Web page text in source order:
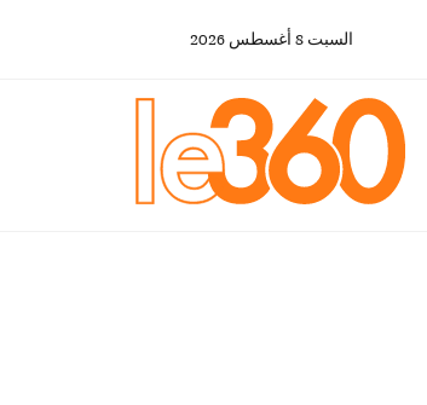
السبت 8 أغسطس 2026